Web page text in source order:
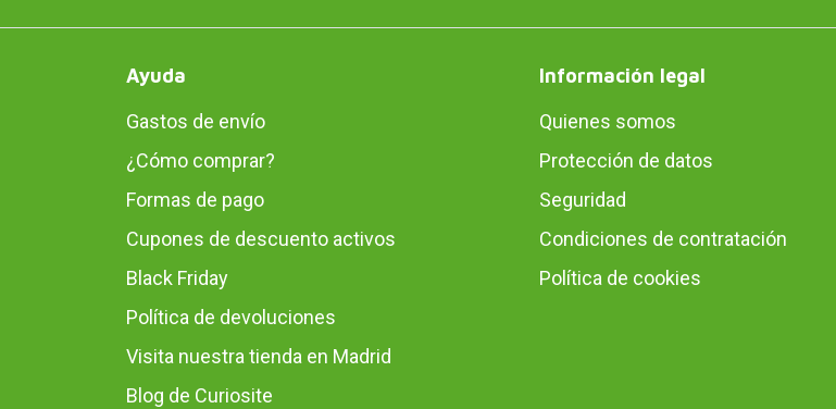
Ayuda
Gastos de envío
¿Cómo comprar?
Formas de pago
Cupones de descuento activos
Black Friday
Política de devoluciones
Visita nuestra tienda en Madrid
Blog de Curiosite
Información legal
Quienes somos
Protección de datos
Seguridad
Condiciones de contratación
Política de cookies